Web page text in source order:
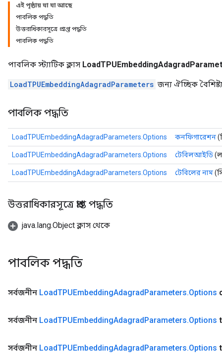
এই পৃষ্ঠায় যা যা আছে
পাবলিক পদ্ধতি
উত্তরাধিকারসূত্রে প্রাপ্ত পদ্ধতি
পাবলিক পদ্ধতি
পাবলিক স্ট্যাটিক ক্লাস
LoadTPUEmbeddingAdagradParameters জন্য ঐচ্ছিক বৈশিষ্ট্য
পাবলিক পদ্ধতি
LoadTPUEmbeddingAdagradParameters.Options কনফিগারেশন
LoadTPUEmbeddingAdagradParameters.Options টেবিলআইডি
LoadTPUEmbeddingAdagradParameters.Options টেবিলের নাম
উত্তরাধিকারসূত্রে প্রাপ্ত পদ্ধতি
java.lang.Object ক্লাস থেকে
পাবলিক পদ্ধতি
সর্বজনীন LoadTPUEmbeddingAdagradParameters.Options
সর্বজনীন LoadTPUEmbeddingAdagradParameters.Options
সর্বজনীন LoadTPUEmbeddingAdagradParameters.Options